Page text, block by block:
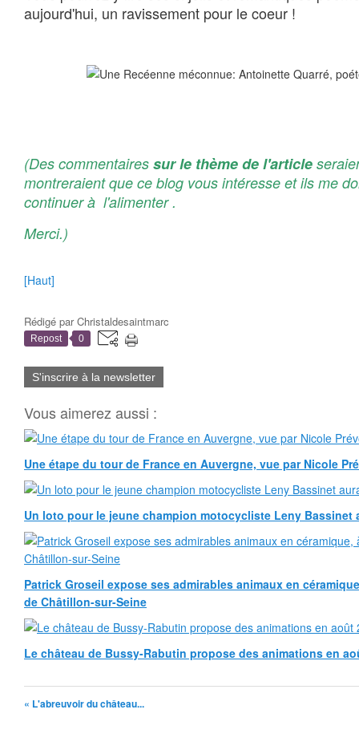
aujourd'hui, un ravissement pour le coeur !
(Des commentaires sur le thème de l'article
montreraient que ce blog vous intéresse et ils me
continuer à l'alimenter .
Merci.)
[Haut]
Rédigé parChristaldesaintmarc
Repost 0
S'inscrire à la newsletter
Vous aimerez aussi :
Une étape du tour de France en Auvergne, vue par Nicole
Un loto pour le jeune champion motocycliste Leny Bassinet
Patrick Groseil expose ses admirables animaux en
de Châtillon-sur-Seine
Le château de Bussy-Rabutin propose des animations en
« L'abreuvoir du château...